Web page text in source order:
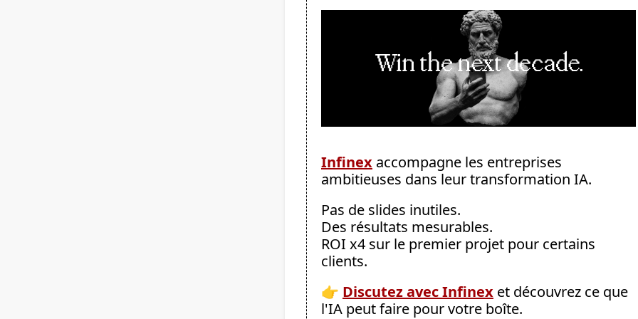
Infinex accompagne les entreprises
ambitieuses dans leur transformation IA.
Pas de slides inutiles.
Des résultats mesurables.
ROI x4 sur le premier projet pour certains
clients.
👉 Discutez avec Infinex et découvrez ce que
l'IA peut faire pour votre boîte.